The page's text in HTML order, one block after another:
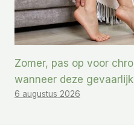
Zomer, pas op voor
wanneer deze
6 augustus 2026